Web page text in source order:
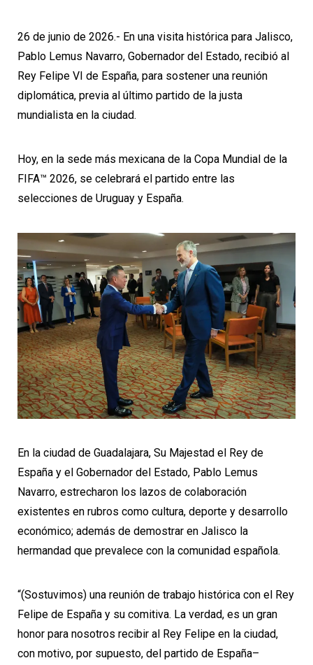
26 de junio de 2026.- En una visita histórica para Jalisco,
Pablo Lemus Navarro, Gobernador del Estado, recibió al
Rey Felipe VI de España, para sostener una reunión
diplomática, previa al último partido de la justa
mundialista en la ciudad.
Hoy, en la sede más mexicana de la Copa Mundial de la
FIFA™ 2026, se celebrará el partido entre las
selecciones de Uruguay y España.
En la ciudad de Guadalajara, Su Majestad el Rey de
España y el Gobernador del Estado, Pablo Lemus
Navarro, estrecharon los lazos de colaboración
existentes en rubros como cultura, deporte y desarrollo
económico; además de demostrar en Jalisco la
hermandad que prevalece con la comunidad española.
“(Sostuvimos) una reunión de trabajo histórica con el Rey
Felipe de España y su comitiva. La verdad, es un gran
honor para nosotros recibir al Rey Felipe en la ciudad,
con motivo, por supuesto, del partido de España–